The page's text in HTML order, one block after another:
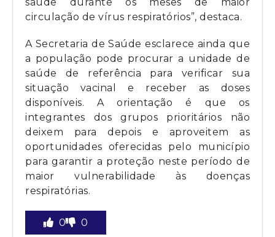
circulação de vírus respiratórios”, destaca.
A Secretaria de Saúde esclarece ainda que
a população pode procurar a unidade de
saúde de referência para verificar sua
situação vacinal e receber as doses
disponíveis. A orientação é que os
integrantes dos grupos prioritários não
deixem para depois e aproveitem as
oportunidades oferecidas pelo município
para garantir a proteção neste período de
maior vulnerabilidade às doenças
respiratórias.
0 0